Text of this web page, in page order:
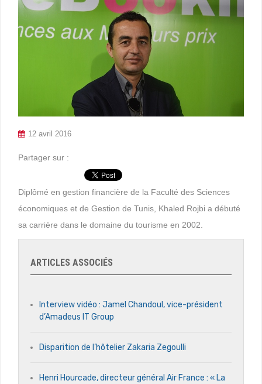
12 avril 2016
Partager sur :
Diplômé en gestion financière de la Faculté des Sciences
économiques et de Gestion de Tunis, Khaled Rojbi a débuté
sa carrière dans le domaine du tourisme en 2002.
ARTICLES ASSOCIÉS
Interview vidéo : Jamel Chandoul, vice-président
d’Amadeus IT Group
Disparition de l’hôtelier Zakaria Zegoulli
Henri Hourcade, directeur général Air France : « La